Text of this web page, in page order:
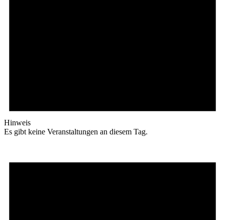
Hinweis
Es gibt keine Veranstaltungen an diesem Tag.